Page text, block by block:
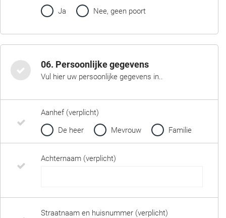
Ja Nee, geen poort
06. Persoonlijke gegevens
Vul hier uw persoonlijke gegevens in..
Aanhef (verplicht)
De heer
Mevrouw Familie
Achternaam (verplicht)
Straatnaam en huisnummer (verplicht)